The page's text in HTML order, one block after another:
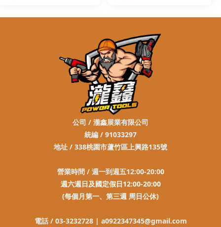
公司 / 瀧鑫展業有限公司
統編 / 91033297
地址 / 338桃園市蘆竹區上興路135號
營業時間 / 週一到週五12:00-20:00
週六週日及國定假日12:00-20:00
(每個月第一、第三週 周日公休)
電話 / 03-3232728 | a0922347345@gmail.com